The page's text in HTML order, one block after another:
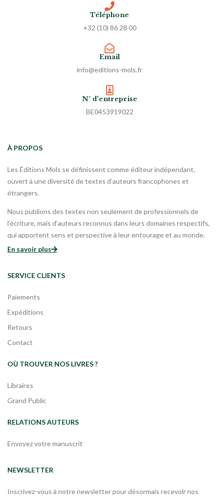
Téléphone
+32 (10) 86 28 00
Email
info@editions-mols.fr
N° d'entreprise
BE0453919022
À PROPOS
Les Éditions Mols se définissent comme éditeur indépendant,
ouvert à une diversité de textes d’auteurs francophones et
étrangers.
Nous publions des textes non seulement de professionnels de
l’écriture, mais d’auteurs reconnus dans leurs domaines respectifs,
qui apportent sens et perspective à leur entourage et au monde.
En savoir plus
SERVICE CLIENTS
Paiements
Expéditions
Retours
Contact
OÙ TROUVER NOS LIVRES ?
Libraires
Grand Public
RELATIONS AUTEURS
Envoyez votre manuscrit
NEWSLETTER
Inscrivez-vous à notre newsletter pour désormais recevoir nos